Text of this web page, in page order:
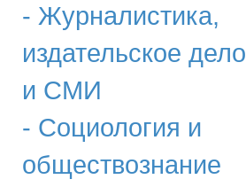
- Журналистика,
издательское дело
и СМИ
- Социология и
обществознание